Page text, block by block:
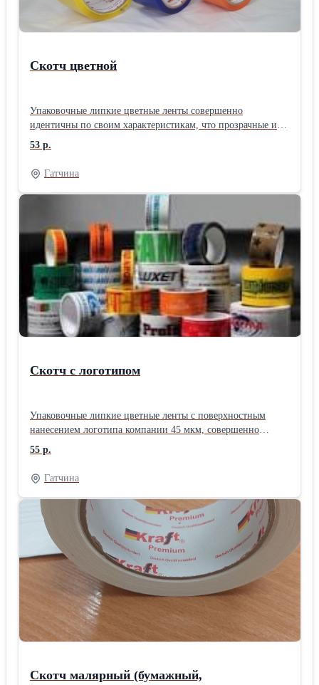
Скотч цветной
Упаковочные липкие цветные ленты совершенно
идентичны по своим характеристикам, что прозрачные и
коричневые ленты, только за счет нанесения
дополнительного слоя краски становятся более плотными.
Такие скотчи помогают в решении логистических проблем
– маркировке разных групп на складах, при
транспортировке, а так же для канцелярских нужд. Мы
готовы предложить для Вас цветные скотчи 45 микрон.
Изготавливаем скотчи по размерам заказчика
53 р.
Гатчина
Скотч с логотипом
Упаковочные липкие цветные ленты с поверхностным
нанесением логотипа компании 45 мкм, совершенно
идентичны по своим характеристикам, что и
вышеперечисленные собратья. Используя при упаковке
именно клейкую ленту с логотипом, Вы получите
продвижение бренда, информативность упаковки,
рекламную поддержку продукции, а также
дополнительную защиту от подделок. Кроме того,
используя фирменную клейкую ленту, Ваша продукция не
потеряется среди похожих товаров, а это делает проще
логистику.
55 р.
Гатчина
Скотч малярный (бумажный,